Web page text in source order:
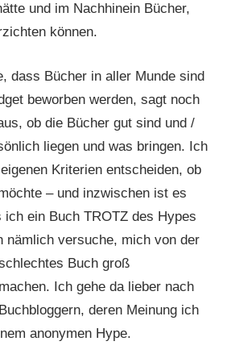
und im Nachhinein Bücher,
können.
dass Bücher in aller Munde sind
beworben werden, sagt noch
ob die Bücher gut sind und /
liegen und was bringen. Ich
Kriterien entscheiden, ob
– und inzwischen ist es
ein Buch TROTZ des Hypes
nämlich versuche, mich von der
Buch groß
Ich gehe da lieber nach
deren Meinung ich
anonymen Hype.